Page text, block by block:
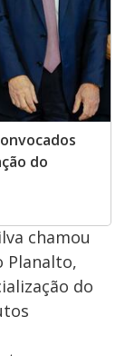
do
chamou
Planalto,
do